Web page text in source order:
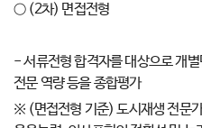
○ (2차) 면접전형
- 서류전형 합격자를 대상으로 개
전문 역량 등을 종합평가
※ (면접전형 기준) 도시재생 전문